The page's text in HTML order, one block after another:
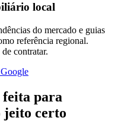
local
do mercado e guias
referência regional.
contratar.
feita para
jeito certo